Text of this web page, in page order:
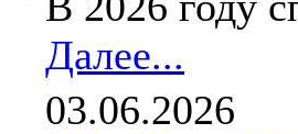
Далее...
03.06.2026